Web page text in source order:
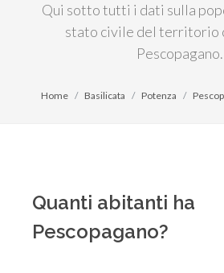
Qui sotto tutti i dati sulla
stato civile del territorio
Pescopagano.
Home Basilicata Potenza
Quanti abitanti ha
Pescopagano?